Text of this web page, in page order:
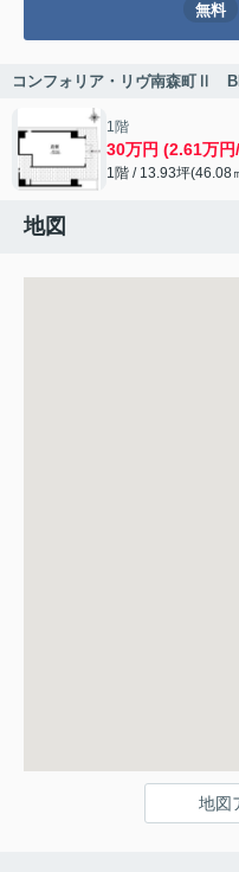
無料
コンフォリア・リヴ南森町Ⅱ
1階
30万円 (2.61万円
1階 / 13.93坪(46.08
地図
地図